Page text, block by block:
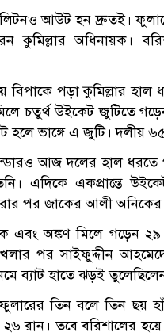
আউট হন দ্রুতই।
কুমিল্লার অধিনায়ক।
বিপাকে পড়া কুমিল্লার
চতুর্থ উইকেট জুটিতে
হলে ভাঙ্গে এ জুটি। দলীয়
আজ দলের হাল ধরতে
এদিকে একপ্রান্তে
পর জাকের আলী অনিকের
এবং অঙ্কণ মিলে গড়েন
পর সাইফুদ্দীন
ব্যাট হাতে ঝড়ই
তিন বলে তিন ছয়
রান। তবে বরিশালের